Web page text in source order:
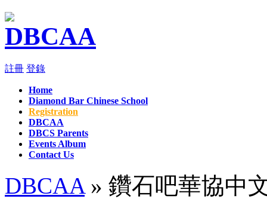
註冊 登錄
Home
Diamond Bar Chinese School
Registration
DBCAA
DBCS Parents
Events Album
Contact Us
DBCAA» 鑽石吧華協中